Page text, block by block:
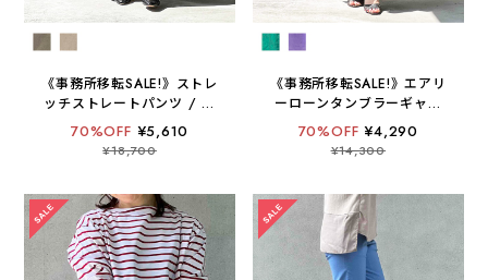
《事務所移転SALE!》ストレ
ッチストレートパンツ / セ
ットアップ可 / 麻調【 日本
70%OFF ¥5,610
¥18,700
《事務所移転SALE!》エアリ
ーローンタンブラーギャザ
ースカート【 日本製 / 手洗
い可 】
70%OFF ¥4,290
¥14,300